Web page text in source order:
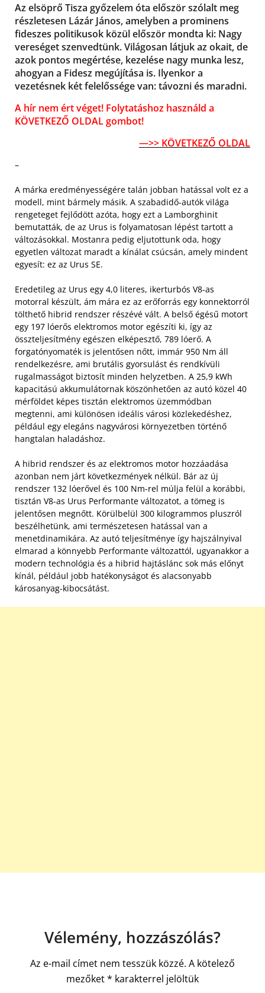
Az elsöprő Tisza győzelem óta először szólalt meg
részletesen Lázár János, amelyben a prominens
fideszes politikusok közül először mondta ki: Nagy
vereséget szenvedtünk. Világosan látjuk az okait, de
azok pontos megértése, kezelése nagy munka lesz,
ahogyan a Fidesz megújítása is. Ilyenkor a
vezetésnek két felelőssége van: távozni és maradni.
A hír nem ért véget! Folytatáshoz használd a
KÖVETKEZŐ OLDAL gombot!
—>> KÖVETKEZŐ OLDAL
–
A márka eredményességére talán jobban hatással volt ez a
modell, mint bármely másik. A szabadidő-autók világa
rengeteget fejlődött azóta, hogy ezt a Lamborghinit
bemutatták, de az Urus is folyamatosan lépést tartott a
változásokkal. Mostanra pedig eljutottunk oda, hogy
egyetlen változat maradt a kínálat csúcsán, amely mindent
egyesít: ez az Urus SE.
Eredetileg az Urus egy 4,0 literes, ikerturbós V8-as
motorral készült, ám mára ez az erőforrás egy konnektorról
tölthető hibrid rendszer részévé vált. A belső égésű motort
egy 197 lóerős elektromos motor egészíti ki, így az
összteljesítmény egészen elképesztő, 789 lóerő. A
forgatónyomaték is jelentősen nőtt, immár 950 Nm áll
rendelkezésre, ami brutális gyorsulást és rendkívüli
rugalmasságot biztosít minden helyzetben. A 25,9 kWh
kapacitású akkumulátornak köszönhetően az autó közel 40
mérföldet képes tisztán elektromos üzemmódban
megtenni, ami különösen ideális városi közlekedéshez,
például egy elegáns nagyvárosi környezetben történő
hangtalan haladáshoz.
A hibrid rendszer és az elektromos motor hozzáadása
azonban nem járt következmények nélkül. Bár az új
rendszer 132 lóerővel és 100 Nm-rel múlja felül a korábbi,
tisztán V8-as Urus Performante változatot, a tömeg is
jelentősen megnőtt. Körülbelül 300 kilogrammos pluszról
beszélhetünk, ami természetesen hatással van a
menetdinamikára. Az autó teljesítménye így hajszálnyival
elmarad a könnyebb Performante változattól, ugyanakkor a
modern technológia és a hibrid hajtáslánc sok más előnyt
kínál, például jobb hatékonyságot és alacsonyabb
károsanyag-kibocsátást.
Vélemény, hozzászólás?
Az e-mail címet nem tesszük közzé. A kötelező
mezőket* karakterrel jelöltük